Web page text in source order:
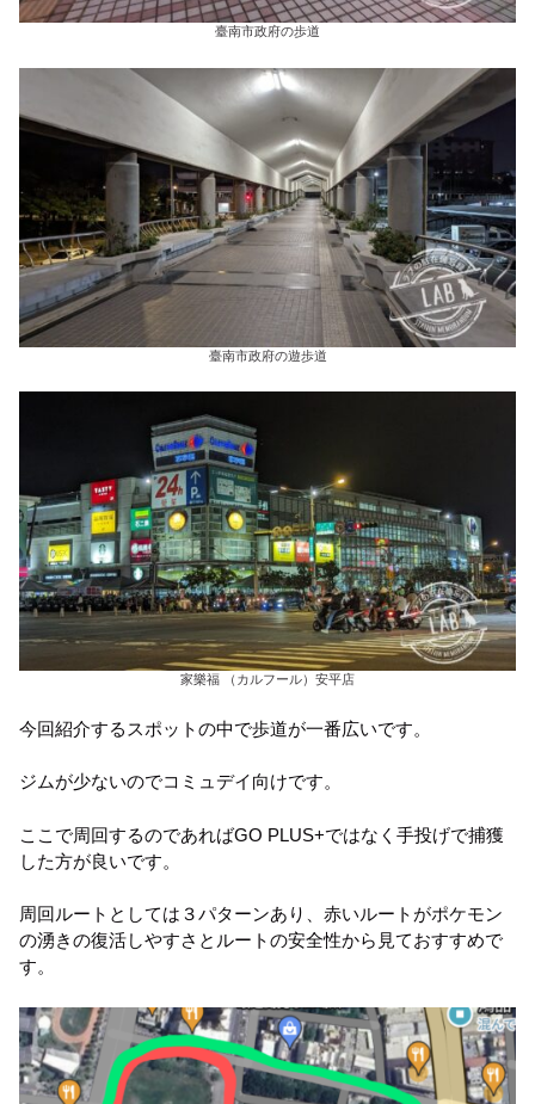
臺南市政府の歩道
臺南市政府の遊歩道
家樂福 （カルフール）安平店
今回紹介するスポットの中で歩道が一番広いです。
ジムが少ないのでコミュデイ向けです。
ここで周回するのであればGO PLUS+ではなく手投げで捕獲
した方が良いです。
周回ルートとしては３パターンあり、赤いルートがポケモン
の湧きの復活しやすさとルートの安全性から見ておすすめで
す。